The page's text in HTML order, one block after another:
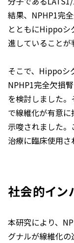
結果、 NPHP1完
とともにHippoシ
進していることが
そこで、Hippoシ
NPHP1完全欠損
を検討しました
で線維化が有意
示唆されました
治療に臨床使用さ
社会的イン
本研究により、
グナルが線維化